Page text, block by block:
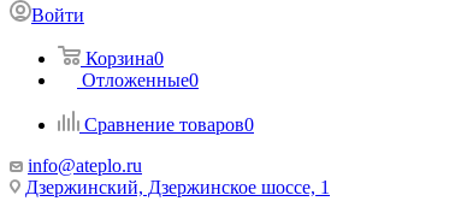
Войти
Корзина0
Отложенные0
Сравнение товаров0
info@ateplo.ru
Дзержинский, Дзержинское шоссе, 1